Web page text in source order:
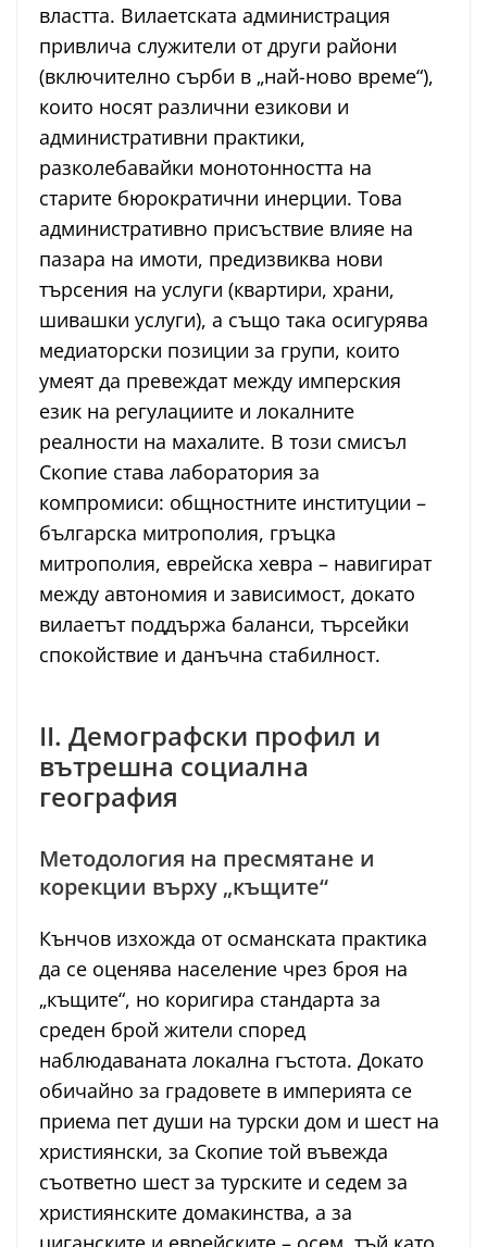
властта. Вилаетската администрация
привлича служители от други райони
(включително сърби в „най-ново време“),
които носят различни езикови и
административни практики,
разколебавайки монотонността на
старите бюрократични инерции. Това
административно присъствие влияе на
пазара на имоти, предизвиква нови
търсения на услуги (квартири, храни,
шивашки услуги), а също така осигурява
медиаторски позиции за групи, които
умеят да превеждат между имперския
език на регулациите и локалните
реалности на махалите. В този смисъл
Скопие става лаборатория за
компромиси: общностните институции –
българска митрополия, гръцка
митрополия, еврейска хевра – навигират
между автономия и зависимост, докато
вилаетът поддържа баланси, търсейки
спокойствие и данъчна стабилност.
II. Демографски профил и
вътрешна социална
география
Методология на пресмятане и
корекции върху „къщите“
Кънчов изхожда от османската практика
да се оценява население чрез броя на
„къщите“, но коригира стандарта за
среден брой жители според
наблюдаваната локална гъстота. Докато
обичайно за градовете в империята се
приема пет души на турски дом и шест на
християнски, за Скопие той въвежда
съответно шест за турските и седем за
християнските домакинства, а за